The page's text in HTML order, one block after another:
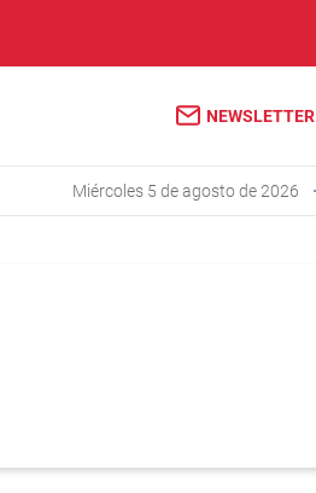
NEWSLETTER
miércoles 5 de agosto de 2026